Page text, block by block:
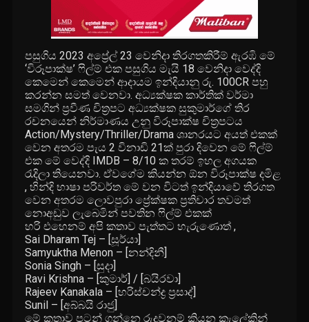
පසුගිය 2023 අප්‍රේල් 23 වෙනිදා තිරගතකිරීම් ඇරඹි මේ
‘විරූපාක්ෂ’ ෆිල්ම් එක පසුගිය මැයි 18 වෙනිදා වෙද්දි
කෙමෙන් කෙමෙන් ආදායම ඉන්දියානු රු. 100CR පහු
කරන්න සමත් වෙනවා. අධ්‍යක්ෂක කාර්තික් වර්මා
සමගින් ප්‍රවීණ චිත්‍රපට අධ්‍යක්ෂක සුකුමාර්ගේ තිර
රචනයෙන් නිර්මාණය උනු විරූපාක්ෂ චිත්‍රපටය
Action/Mystery/Thriller/Drama ශානරයට අයත් එකක්
වෙන අතරම පැය 2 විනාඩි 21ක් පුරා දිවෙන මේ ෆිල්ම්
එක මේ වෙද්දි IMDB – 8/10 ක තරම් ඉහල අගයක
රැදිලා තියෙනවා. ඒවගේම කියන්න ඕන විරූපාක්ෂ දමිළ
, හින්දි භාෂා පරිවර්ත මේ වන විටත් ඉන්දියාවේ තිරගත
වෙන අතරම ලොවපුරා ප්‍රේක්ෂක ප්‍රතිචාර තවමත්
නොඅඩුව ලැබෙමින් පවතින ෆිල්ම් එකක්
හරි එහෙනම් අපි කතාව පැත්තට හැරුණොත් ,
Sai Dharam Tej – [සූර්යා]
Samyuktha Menon – [නන්දිනී]
Sonia Singh – [සුදා]
Ravi Krishna – [කුමාර්] / [බයිරවා]
Rajeev Kanakala – [හරිස්චන්ද්‍ර ප්‍රසාද්]
Sunil – [අබ්බයි රාජු]
මේ කතාව පටන් ගන්නෙ රුද්‍රවනම් කියන කැලේකින්